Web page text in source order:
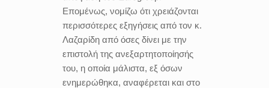
Επομένως, νομίζω ότι χρειάζονται
περισσότερες εξηγήσεις από τον κ.
Λαζαρίδη από όσες δίνει με την
επιστολή της ανεξαρτητοποίησής
του, η οποία μάλιστα, εξ όσων
ενημερώθηκα, αναφέρεται και στο